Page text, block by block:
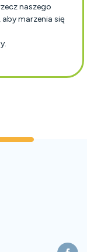
naszego
marzenia się